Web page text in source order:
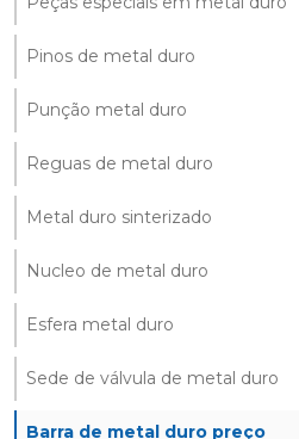
Pinos de metal duro
Punção metal duro
Reguas de metal duro
Metal duro sinterizado
Nucleo de metal duro
Esfera metal duro
Sede de válvula de metal duro
Barra de metal duro preço